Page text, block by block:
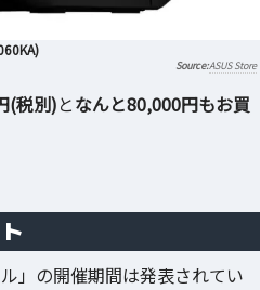
ASUS Store
(税別)となんと80,000円もお買
」の開催期間は発表されてい